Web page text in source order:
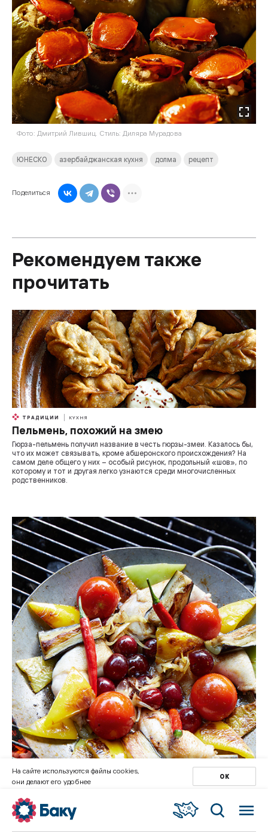
Фото: Дмитрий Лившиц. Стиль: Диляра Мурадова
ЮНЕСКО азербайджанская кухня долма рецепт
Поделиться
Рекомендуем также
прочитать
ТРАДИЦИИ КУХНЯ
Пельмень, похожий на змею
Гюрза-пельмень получил название в честь гюрзы-змеи. Казалось бы,
что их может связывать, кроме абшеронского происхождения? На
самом деле общего у них – особый рисунок, продольный «шов», по
которому и тот и другая легко узнаются среди многочисленных
родственников.
На сайте используются файлы cookies,
они делают его удобнее
ОК